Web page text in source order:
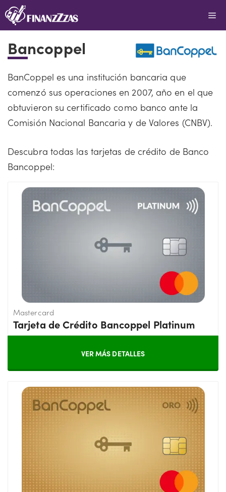
Saltar
al
Bancoppel
BanCoppel es una institución bancaria que
comenzó sus operaciones en 2007, año en el que
obtuvieron su certificado como banco ante la
Comisión Nacional Bancaria y de Valores (CNBV).
Descubra todas las tarjetas de crédito de Banco
Bancoppel:
Mastercard
Tarjeta de Crédito Bancoppel Platinum
VER MÁS DETALLES